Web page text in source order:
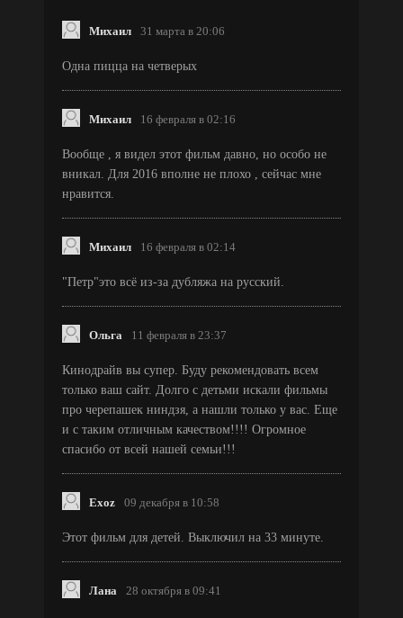
Михаил 31 марта в 20:06
Одна пицца на четверых
Михаил 16 февраля в 02:16
Вообще , я видел этот фильм давно, но особо не
вникал. Для 2016 вполне не плохо , сейчас мне
нравится.
Михаил 16 февраля в 02:14
"Петр"это всё из-за дубляжа на русский.
Ольга 11 февраля в 23:37
Кинодрайв вы супер. Буду рекомендовать всем
только ваш сайт. Долго с детьми искали фильмы
про черепашек ниндзя, а нашли только у вас. Еще
и с таким отличным качеством!!!! Огромное
спасибо от всей нашей семьи!!!
Exoz 09 декабря в 10:58
Этот фильм для детей. Выключил на 33 минуте.
Лана 28 октября в 09:41